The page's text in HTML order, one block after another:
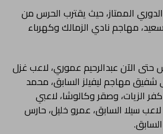
الممتاز، حيث يقترب الحرس من
مهاجم نادي الزمالك وكهرباء
حتى الآن عبدالرحيم عموري، لاعب غزل
مهاجم ليفيلز السابق، محمد
الزيات، وصقر وكالوشا، لاعبي
لاعب سيلا السابق، عمرو خليل، حارس